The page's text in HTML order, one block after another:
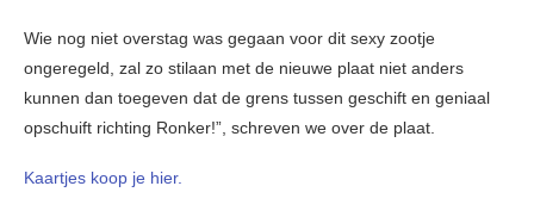
Wie nog niet overstag was gegaan voor dit sexy zootje
ongeregeld, zal zo stilaan met de nieuwe plaat niet anders
kunnen dan toegeven dat de grens tussen geschift en geniaal
opschuift richting Ronker!”, schreven we over de plaat.
Kaartjes koop je hier.